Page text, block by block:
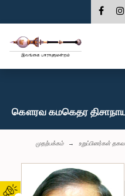
கௌரவ கமகெதர
முதற்பக்கம் உறுப்பினர்கள்